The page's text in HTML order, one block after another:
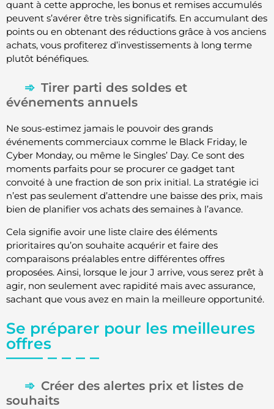
quant à cette approche, les bonus et remises accumulés
peuvent s’avérer être très significatifs. En accumulant des
points ou en obtenant des réductions grâce à vos anciens
achats, vous profiterez d’investissements à long terme
plutôt bénéfiques.
Tirer parti des soldes et
événements annuels
Ne sous-estimez jamais le pouvoir des grands
événements commerciaux comme le Black Friday, le
Cyber Monday, ou même le Singles’ Day. Ce sont des
moments parfaits pour se procurer ce gadget tant
convoité à une fraction de son prix initial. La stratégie ici
n’est pas seulement d’attendre une baisse des prix, mais
bien de planifier vos achats des semaines à l’avance.
Cela signifie avoir une liste claire des éléments
prioritaires qu’on souhaite acquérir et faire des
comparaisons préalables entre différentes offres
proposées. Ainsi, lorsque le jour J arrive, vous serez prêt à
agir, non seulement avec rapidité mais avec assurance,
sachant que vous avez en main la meilleure opportunité.
Se préparer pour les meilleures
offres
Créer des alertes prix et listes de
souhaits